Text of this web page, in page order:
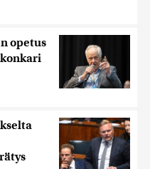
opetus